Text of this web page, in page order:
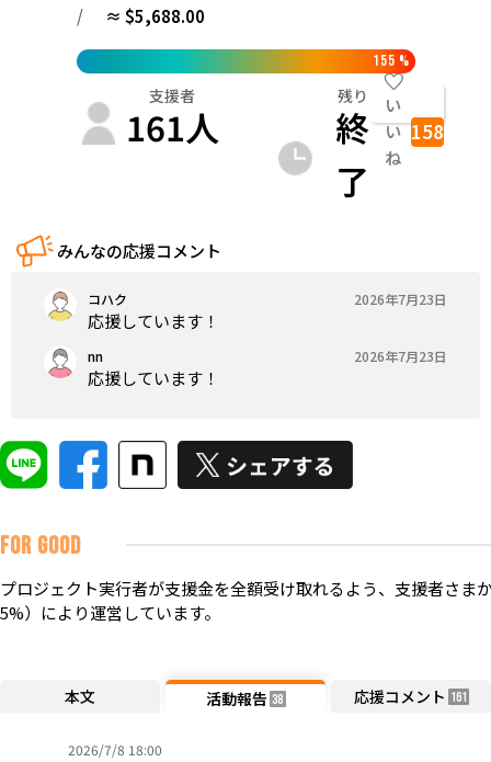
佐賀 長崎
/ ≈ $5,688.00
155 %
支援者
161人
残り
終
了
い
い
ね
158
みんなの応援コメント
コハク 2026年7月23日
応援しています！
nn 2026年7月23日
応援しています！
FOR GOOD
プロジェクト実行者が支援金を全額受け取れるよう、支援者さま
5%）により運営しています。
本文 活動報告 38 応援コメント 161
2026/7/8 18:00